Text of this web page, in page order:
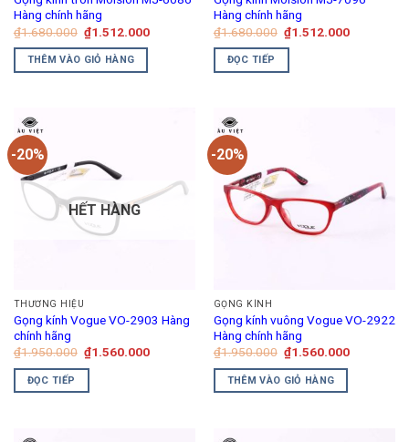
Hàng chính hãng
₫1.680.000 Giá
gốc
là:
₫1.680.000.
₫1.512.000Giá
₫1.512.000.
THÊM VÀO GIỎ HÀNG
Hàng chính hãng
₫1.680.000 Giá
gốc
là:
₫1.512.000Giá
ĐỌC TIẾP
-20%
HẾT HÀNG
THƯƠNG HIỆU
Gọng kính Vogue VO-2903 Hàng
chính hãng
₫1.950.000 Giá
gốc
là:
₫1.560.000Giá
ĐỌC TIẾP
-20%
GỌNG KÍNH
Gọng kính vuông Vogue VO-2922
Hàng chính hãng
₫1.950.000 Giá
gốc
là:
₫1.950.000.
₫1.560.000Giá
THÊM VÀO GIỎ HÀNG